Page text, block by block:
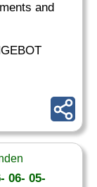
and
06- 05-